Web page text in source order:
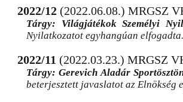
2022/12 (2022.06.08.) MRGSZ
Tárgy: Világjátékok Személyi
Nyilatkozatot egyhangúan elfogadta.
2022/11 (2022.03.23.) MRGSZ
Tárgy: Gerevich Aladár
beterjesztett javaslatot az Elnökség